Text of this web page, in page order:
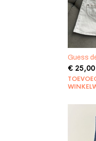
Guess
€25,00